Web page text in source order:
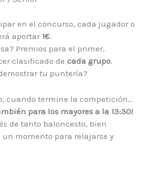
en el concurso, cada jugador o
aportar 1€.
Premios para el primer,
clasificado de cada grupo.
tu puntería?
cuando termine la competición…
para los mayores a la 13:30!
de tanto baloncesto, bien
un momento para relajarse y